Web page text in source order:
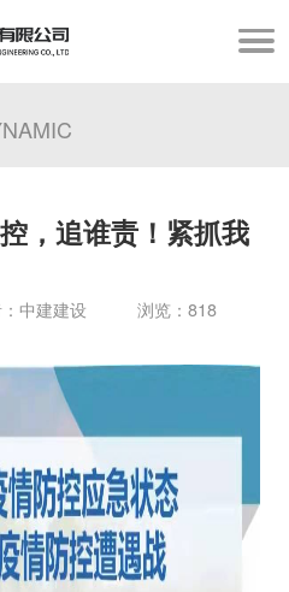
，追谁责！紧抓我
中建建设 浏览：818